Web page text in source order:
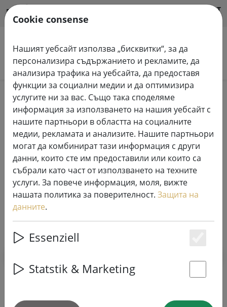
BG HILFE & SUPPORT
Търсене на продукти
Home
Системи за феерични светлини
24V LED Top-Line
Професионална система Sirius 24
V Top-Line LED феерични
светлини
Cookie consense
Нашият уебсайт използва „бисквитки“, за да
персонализира съдържанието и рекламите, да
анализира трафика на уебсайта, да предоставя
функции за социални медии и да оптимизира
услугите ни за вас. Също така споделяме
информация за използването на нашия уебсайт с
нашите партньори в областта на социалните
медии, рекламата и анализите. Нашите партньори
могат да комбинират тази информация с други
данни, които сте им предоставили или които са
събрали като част от използването на техните
услуги. За повече информация, моля, вижте
нашата политика за поверителност. Защита на
данните.
Essenziell
Statstik & Marketing